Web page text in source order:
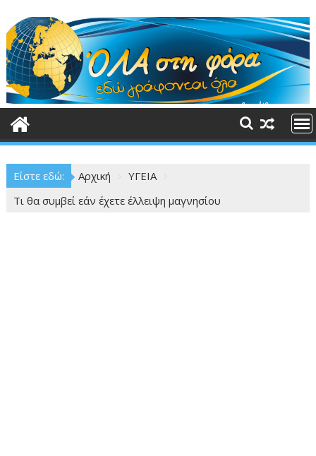
στο
περιεχόμενο
Είστε εδώ: Αρχική
ΥΓΕΙΑ
Τι θα συμβεί εάν έχετε έλλειψη μαγνησίου